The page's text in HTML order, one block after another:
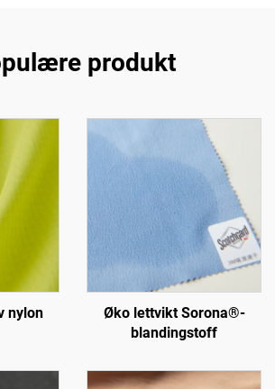
produkt
nylon
Øko lettvikt Sorona®-
blandingstoff